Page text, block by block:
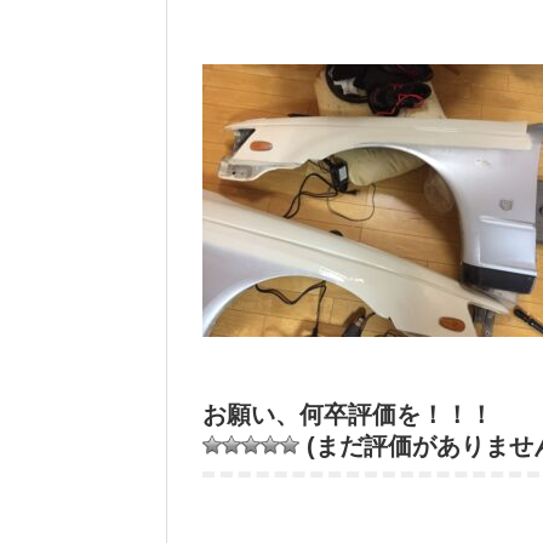
お願い、何卒評価を！！！
(まだ評価がありませ